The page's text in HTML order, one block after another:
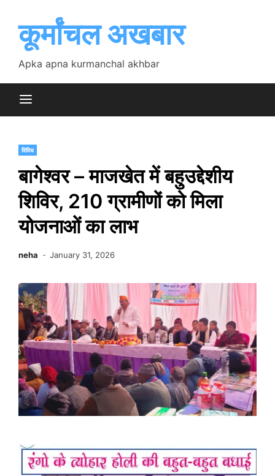
contentकूर्मांचल अखबार
Apka apna kurmanchal akhbar
विविध
बागेश्वर – माजखेत में बहुउद्देशीय
शिविर, 210 ग्रामीणों को मिला
योजनाओं का लाभ
neha January 31, 2026